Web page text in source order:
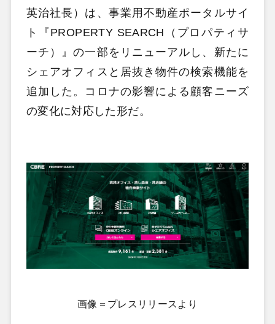
英治社長）は、事業用不動産ポータルサイ
ト『PROPERTY SEARCH（プロパティサ
ーチ）』の一部をリニューアルし、新たに
シェアオフィスと居抜き物件の検索機能を
追加した。 コロナの影響による顧客ニーズ
の変化に対応した形だ。
画像＝プレスリリースより